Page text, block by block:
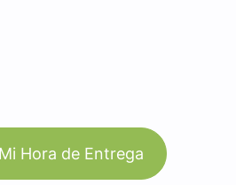
Hora de Entrega